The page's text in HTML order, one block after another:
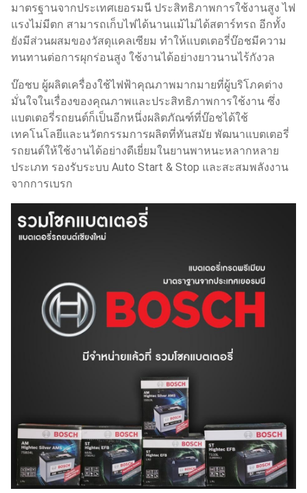
มาตรฐานจากประเทศเยอรมนี ประสิทธิภาพการใช้งานสูง ไฟ
แรงไม่มีตก สามารถเก็บไฟได้นานแม้ไม่ได้สตาร์ทรถ อีกทั้ง
ยังมีส่วนผสมของวัสดุแคลเซียม ทำให้แบตเตอรี่บ๊อชมีความ
ทนทานต่อการผุกร่อนสูง ใช้งานได้อย่างยาวนานไร้กังวล
บ๊อชบ ผู้ผลิตเครื่องใช้ไฟฟ้าคุณภาพมากมายที่ผู้บริโภคต่าง
มั่นใจในเรื่องของคุณภาพและประสิทธิภาพการใช้งาน ซึ่ง
แบตเตอรี่รถยนต์ก็เป็นอีกหนึ่งผลิตภัณฑ์ที่บ๊อชได้ใช้
เทคโนโลยีและนวัตกรรมการผลิตที่ทันสมัย พัฒนาแบตเตอรี่
รถยนต์ให้ใช้งานได้อย่างดีเยี่ยมในยานพาหนะหลากหลาย
ประเภท รองรับระบบ Auto Start & Stop และสะสมพลังงาน
จากการเบรก